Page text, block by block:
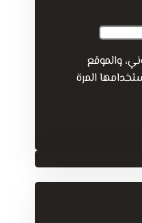
والموقع
المرة